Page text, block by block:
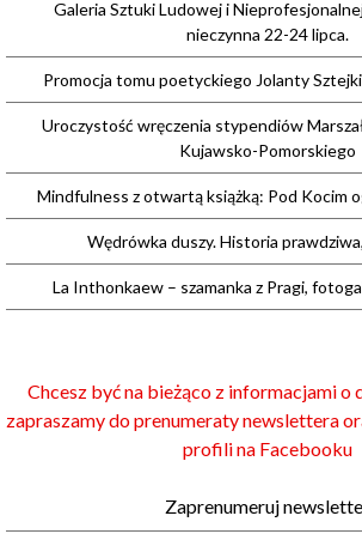
Galeria Sztuki Ludowej i
nieczynna 22-24 lipca.
Promocja tomu poetyckiego Jolanty
Uroczystość wręczenia stypendiów
Kujawsko-Pomorskiego
Mindfulness z otwartą książką: Pod Kocim
Wędrówka duszy. Historia
La Inthonkaew – szamanka z Pragi,
Chcesz być na bieżąco z informacjami o
zapraszamy do prenumeraty newslettera
profili na Facebooku
Zaprenumeruj